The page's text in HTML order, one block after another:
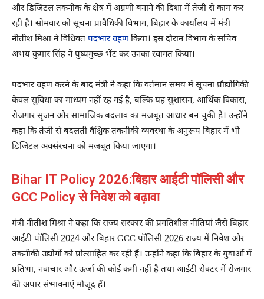
और डिजिटल तकनीक के क्षेत्र में अग्रणी बनाने की दिशा में तेजी से काम कर
रही है। सोमवार को सूचना प्रावैधिकी विभाग, बिहार के कार्यालय में मंत्री
नीतीश मिश्रा ने विधिवत पदभार ग्रहण किया। इस दौरान विभाग के सचिव
अभय कुमार सिंह ने पुष्पगुच्छ भेंट कर उनका स्वागत किया।
पदभार ग्रहण करने के बाद मंत्री ने कहा कि वर्तमान समय में सूचना प्रौद्योगिकी
केवल सुविधा का माध्यम नहीं रह गई है, बल्कि यह सुशासन, आर्थिक विकास,
रोजगार सृजन और सामाजिक बदलाव का मजबूत आधार बन चुकी है। उन्होंने
कहा कि तेजी से बदलती वैश्विक तकनीकी व्यवस्था के अनुरूप बिहार में भी
डिजिटल अवसंरचना को मजबूत किया जाएगा।
Bihar IT Policy 2026:बिहार आईटी पॉलिसी और
GCC Policy से निवेश को बढ़ावा
मंत्री नीतीश मिश्रा ने कहा कि राज्य सरकार की प्रगतिशील नीतियां जैसे बिहार
आईटी पॉलिसी 2024 और बिहार GCC पॉलिसी 2026 राज्य में निवेश और
तकनीकी उद्योगों को प्रोत्साहित कर रही हैं। उन्होंने कहा कि बिहार के युवाओं में
प्रतिभा, नवाचार और ऊर्जा की कोई कमी नहीं है तथा आईटी सेक्टर में रोजगार
की अपार संभावनाएं मौजूद हैं।